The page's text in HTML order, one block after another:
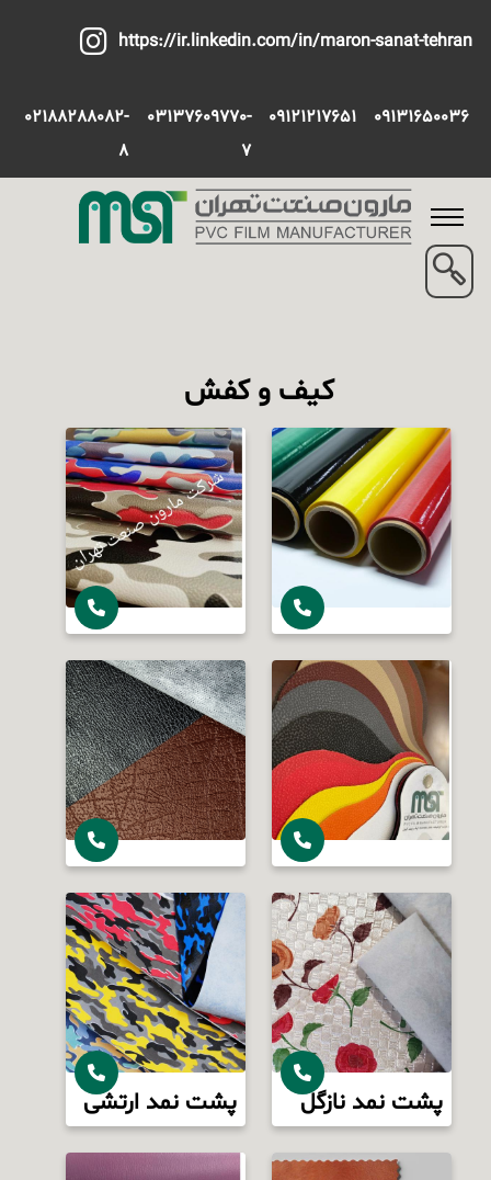
https://ir.linkedin.com/in/maron-sanat-tehran
09131650036
09121217651
03137609770-
7
02188288082-
8
کیف و کفش
پشت نمد نازگل پشت نمد ارتشی